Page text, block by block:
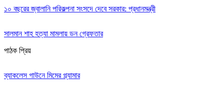
১০ বছরের জ্বালানি পরিকল্পনা সংসদে দেবে সরকার: প্রধানমন্ত্রী
সালমান শাহ হত্যা মামলায় ডন গ্রেফতার
পাঠক প্রিয়
ব্যাকলেস গাউনে মিমের গ্ল্যামার